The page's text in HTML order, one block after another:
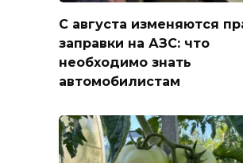
С августа изменяются
заправки на АЗС: что
необходимо знать
автомобилистам